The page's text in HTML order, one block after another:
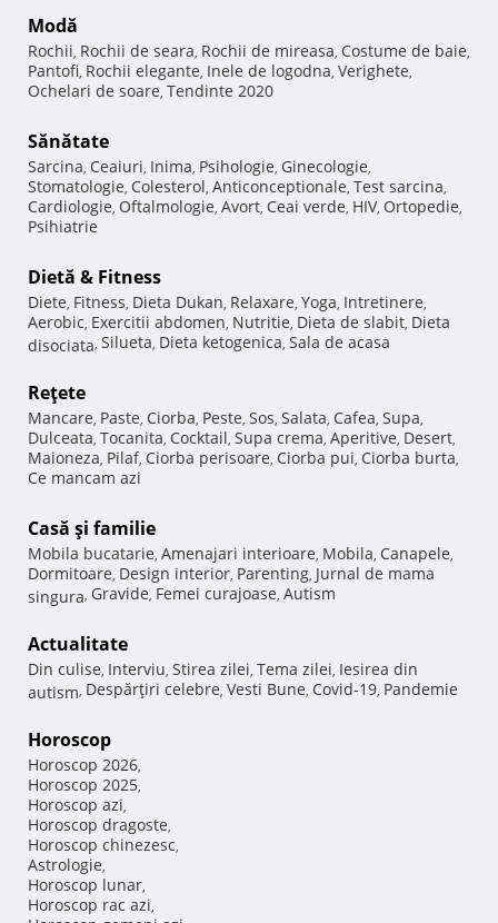
Modă
Rochii, Rochii de seara, Rochii de mireasa, Costume de baie,
Pantofi, Rochii elegante, Inele de logodna, Verighete,
Ochelari de soare, Tendinte 2020
Sănătate
Sarcina, Ceaiuri, Inima, Psihologie, Ginecologie,
Stomatologie, Colesterol, Anticonceptionale, Test sarcina,
Cardiologie, Oftalmologie, Avort, Ceai verde, HIV, Ortopedie,
Psihiatrie
Dietă & Fitness
Diete, Fitness, Dieta Dukan, Relaxare, Yoga, Intretinere,
Aerobic, Exercitii abdomen, Nutritie, Dieta de slabit, Dieta
disociata, Silueta, Dieta ketogenica, Sala de acasa
Reţete
Mancare, Paste, Ciorba, Peste, Sos, Salata, Cafea, Supa,
Dulceata, Tocanita, Cocktail, Supa crema, Aperitive, Desert,
Maioneza, Pilaf, Ciorba perisoare, Ciorba pui, Ciorba burta,
Ce mancam azi
Casă şi familie
Mobila bucatarie, Amenajari interioare, Mobila, Canapele,
Dormitoare, Design interior, Parenting, Jurnal de mama
singura, Gravide, Femei curajoase, Autism
Actualitate
Din culise, Interviu, Stirea zilei, Tema zilei, Iesirea din
autism, Despărţiri celebre, Vesti Bune, Covid-19, Pandemie
Horoscop
Horoscop 2026,
Horoscop 2025,
Horoscop azi,
Horoscop dragoste,
Horoscop chinezesc,
Astrologie,
Horoscop lunar,
Horoscop rac azi,